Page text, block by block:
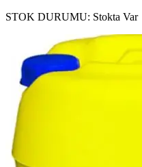
STOK DURUMU: Stokta Var